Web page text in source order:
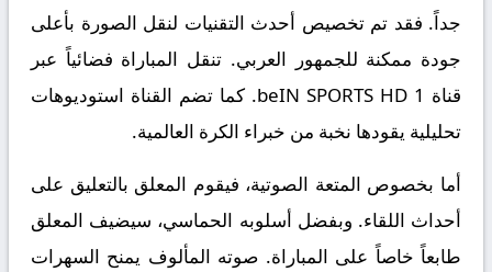
جداً. فقد تم تخصيص أحدث التقنيات لنقل الصورة بأعلى
جودة ممكنة للجمهور العربي. تنقل المباراة فضائياً عبر
قناة beIN SPORTS HD 1. كما تضم القناة استوديوهات
تحليلية يقودها نخبة من خبراء الكرة العالمية.
أما بخصوص المتعة الصوتية، فيقوم المعلق بالتعليق على
أحداث اللقاء. وبفضل أسلوبه الحماسي، سيضيف المعلق
طابعاً خاصاً على المباراة. صوته المألوف يمنح السهرات